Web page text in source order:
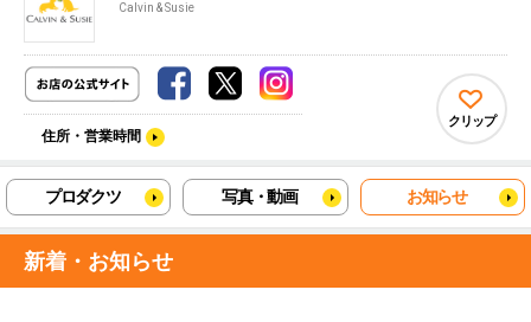
Calvin & Susie
住所・営業時間
クリップ
プロダクツ 写真・動画 お知らせ
新着・お知らせ